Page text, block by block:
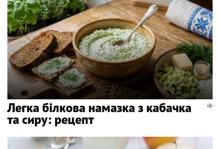
Легка білкова намазка з кабачка
та сиру: рецепт